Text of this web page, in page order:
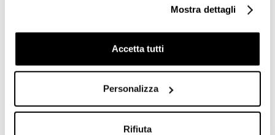
Mostra dettagli
Accetta tutti
Personalizza
Rifiuta
Richiedi preventivo